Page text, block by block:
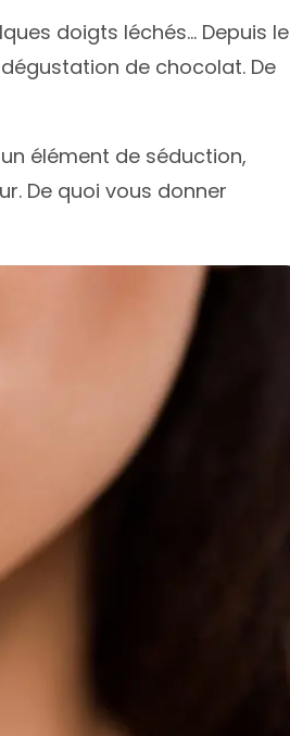
doigts léchés… Depuis le
de chocolat. De
élément de séduction,
De quoi vous donner